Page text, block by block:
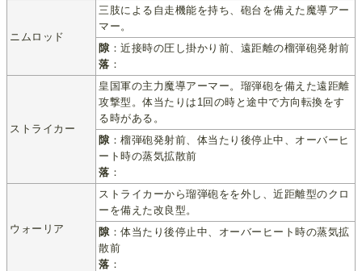
ニムロッド
三肢による自走機能を持ち、砲台を備えた魔導アー
マー。
隙 ：近接時の圧し掛かり前、遠距離の榴弾砲発射前
落 ：
ストライカー
皇国軍の主力魔導アーマー。瑠弾砲を備えた遠距離
攻撃型。体当たりは1回の時と途中で方向転換をす
る時がある。
隙 ：榴弾砲発射前、体当たり後停止中、オーバーヒ
ート時の蒸気拡散前
落 ：
ウォーリア
ストライカーから瑠弾砲をを外し、近距離型のクロ
ーを備えた改良型。
隙 ：体当たり後停止中、オーバーヒート時の蒸気拡
散前
落 ：